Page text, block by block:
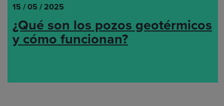
15 / 05 / 2025
¿Qué son los pozos geotérmicos
y cómo funcionan?